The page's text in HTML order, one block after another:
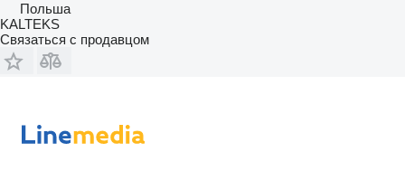
Польша
KALTEKS
Связаться с продавцом